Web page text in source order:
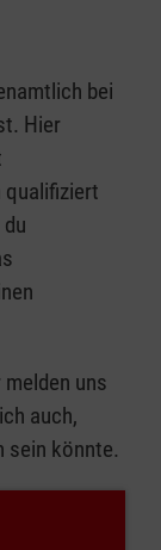
bei
Hier
qualifiziert
uns
auch,
sein könnte.